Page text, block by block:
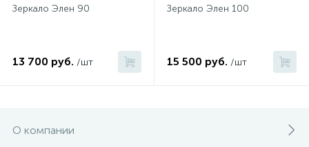
Зеркало Элен 90
13 700 руб. /шт
Зеркало Элен 100
15 500 руб. /шт
О компании